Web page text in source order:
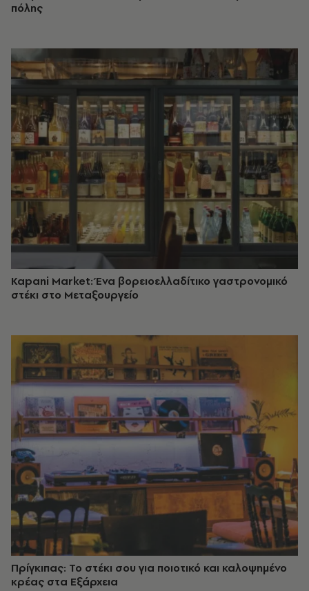
πόλης
Kapani Market: Ένα βορειοελλαδίτικο γαστρονομικό
στέκι στο Μεταξουργείο
Πρίγκιπας: Το στέκι σου για ποιοτικό και καλοψημένο
κρέας στα Εξάρχεια